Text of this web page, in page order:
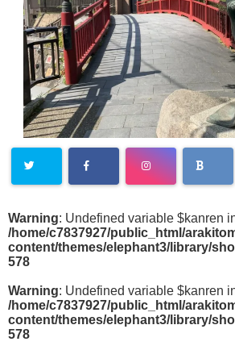
Warning: Undefined variable $kanren
/home/c7837927/public_html/
content/themes/elephant3/library/
578
Warning: Undefined variable $kanren
/home/c7837927/public_html/
content/themes/elephant3/library/
578